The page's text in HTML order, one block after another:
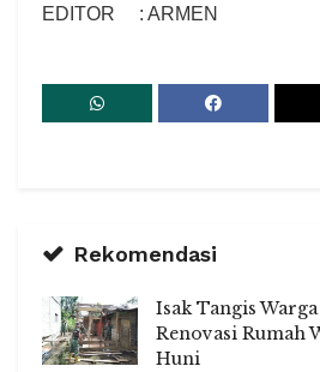
EDITOR : ARMEN
Rekomendasi
Isak Tangis Warga
Renovasi Rumah
Huni